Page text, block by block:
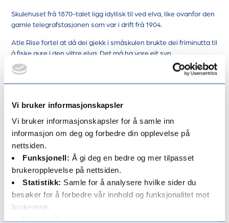
Vi bruker informasjonskapsler
Vi bruker informasjonskapsler for å samle inn
informasjon om deg og forbedre din opplevelse på
nettsiden.
Funksjonell: Å gi deg en bedre og mer tilpasset
brukeropplevelse på nettsiden.
Statistikk: Samle for å analysere hvilke sider du
besøker for å forbedre vår innhold og funksjonalitet mot
brukerene.
Skulehuset frå 1870-talet ligg idyllisk til ved elva, like ovanfor den
gamle telegrafstasjonen som var i drift frå 1904.
Atle Rise fortel at då dei gjekk i småskulen brukte dei friminutta til
å fiske aure i den viltre elva. Det må ha vore eit syn.
Sjølv om Hennøystranda i dag er fråflytta kan ein likevel snakke
om eit livskraftig bygdesamfunn mange i Bremanger bryr seg
seg ut under basaren andre helga i mai.